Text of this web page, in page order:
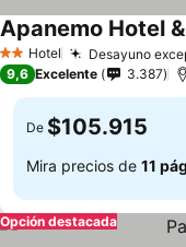
2 Estrellas
Hotel Desayuno
Apanemo Hotel
9,6 Excelente 3.387
De $105.915
Mira precios de 11
Opción destacada